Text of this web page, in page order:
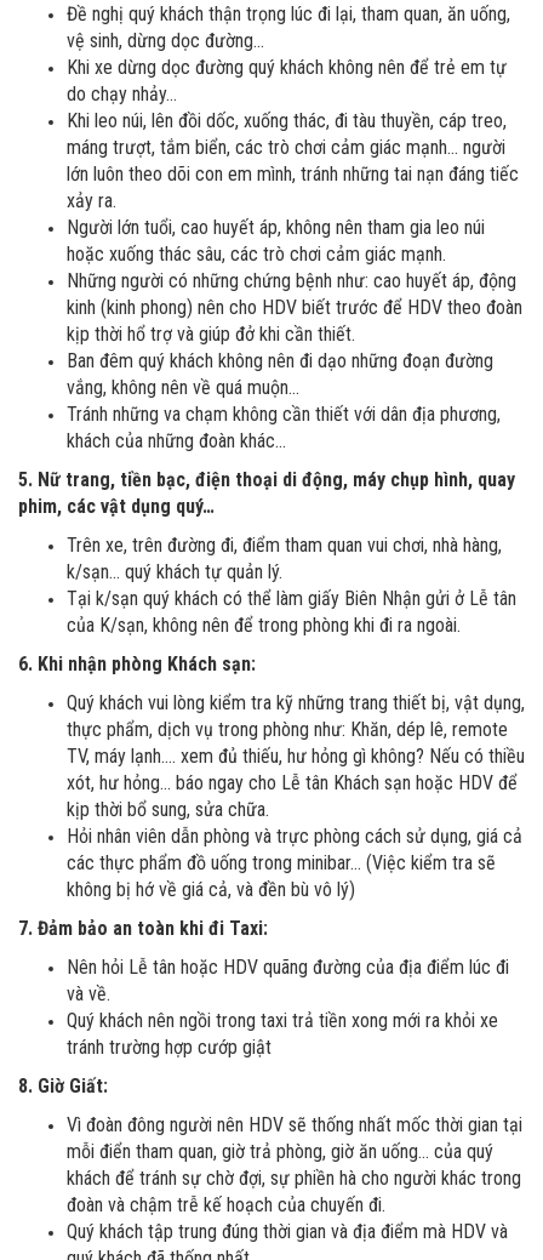
Đề nghị quý khách thận trọng lúc đi lại, tham quan, ăn uống,
vệ sinh, dừng dọc đường…
Khi xe dừng dọc đường quý khách không nên để trẻ em tự
do chạy nhảy…
Khi leo núi, lên đồi dốc, xuống thác, đi tàu thuyền, cáp treo,
máng trượt, tắm biển, các trò chơi cảm giác mạnh… người
lớn luôn theo dõi con em mình, tránh những tai nạn đáng tiếc
xảy ra.
Người lớn tuổi, cao huyết áp, không nên tham gia leo núi
hoặc xuống thác sâu, các trò chơi cảm giác mạnh.
Những người có những chứng bệnh như: cao huyết áp, động
kinh (kinh phong) nên cho HDV biết trước để HDV theo đoàn
kịp thời hổ trợ và giúp đở khi cần thiết.
Ban đêm quý khách không nên đi dạo những đoạn đường
vắng, không nên về quá muộn…
Tránh những va chạm không cần thiết với dân địa phương,
khách của những đoàn khác…
5. Nữ trang, tiền bạc, điện thoại di động, máy chụp hình, quay
phim, các vật dụng quý…
Trên xe, trên đường đi, điểm tham quan vui chơi, nhà hàng,
k/sạn… quý khách tự quản lý.
Tại k/sạn quý khách có thể làm giấy Biên Nhận gửi ở Lễ tân
của K/sạn, không nên để trong phòng khi đi ra ngoài.
6. Khi nhận phòng Khách sạn:
Quý khách vui lòng kiểm tra kỹ những trang thiết bị, vật dụng,
thực phẩm, dịch vụ trong phòng như: Khăn, dép lê, remote
TV, máy lạnh…. xem đủ thiếu, hư hỏng gì không? Nếu có thiều
xót, hư hỏng… báo ngay cho Lễ tân Khách sạn hoặc HDV để
kịp thời bổ sung, sửa chữa.
Hỏi nhân viên dẫn phòng và trực phòng cách sử dụng, giá cả
các thực phẩm đồ uống trong minibar… (Việc kiểm tra sẽ
không bị hớ về giá cả, và đền bù vô lý)
7. Đảm bảo an toàn khi đi Taxi:
Nên hỏi Lễ tân hoặc HDV quãng đường của địa điểm lúc đi
và về.
Quý khách nên ngồi trong taxi trả tiền xong mới ra khỏi xe
tránh trường hợp cướp giật
8. Giờ Giất:
Vì đoàn đông người nên HDV sẽ thống nhất mốc thời gian tại
mỗi điển tham quan, giờ trả phòng, giờ ăn uống… của quý
khách để tránh sự chờ đợi, sự phiền hà cho người khác trong
đoàn và chậm trễ kế hoạch của chuyến đi.
Quý khách tập trung đúng thời gian và địa điểm mà HDV và